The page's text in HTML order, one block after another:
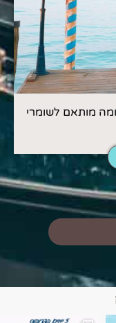
מותאם לשומרי